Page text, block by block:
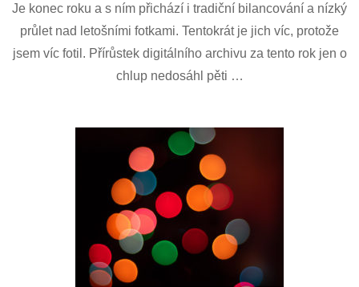
of
2021
Je konec roku a s ním přichází i tradiční bilancování a nízký
průlet nad letošními fotkami. Tentokrát je jich víc, protože
jsem víc fotil. Přírůstek digitálního archivu za tento rok jen o
chlup nedosáhl pěti …